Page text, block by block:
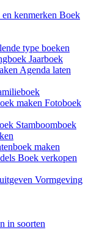
kenmerken Boek
type boeken
Jaarboek
Agenda laten
maken Fotoboek
Stamboomboek
maken
Boek verkopen
Vormgeving
in soorten